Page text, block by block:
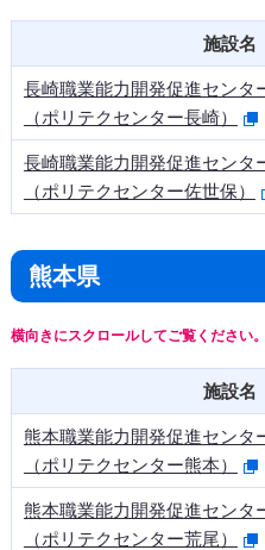
施設名
長崎職業能力開発促進センタ
（ポリテクセンター長崎）
長崎職業能力開発促進センタ
（ポリテクセンター佐世保）
熊本県
施設名
熊本職業能力開発促進センタ
（ポリテクセンター熊本）
熊本職業能力開発促進センタ
（ポリテクセンター荒尾）